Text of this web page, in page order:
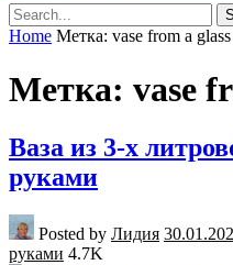
Search
for:
Home Метка: vase from a
Метка: vase
Ваза из 3-х
руками
Posted by Лидия
руками 4.7K